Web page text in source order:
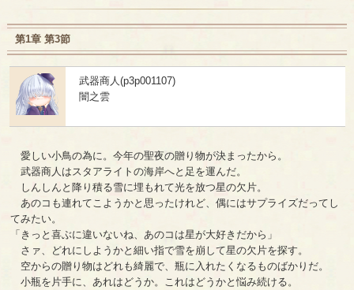
第1章 第3節
武器商人(p3p001107)
闇之雲
愛しい小鳥の為に。今年の聖夜の贈り物が決まったから。
武器商人はスタアライトの海岸へと足を運んだ。
しんしんと降り積る雪に埋もれて光を放つ星の欠片。
あのコも連れてこようかと思ったけれど、偶にはサプライズだってし
てみたい。
「きっと喜ぶに違いないね、あのコは星が大好きだから」
さァ、どれにしようかと細い指で雪を崩して星の欠片を探す。
空からの贈り物はどれも綺麗で、瓶に入れたくなるものばかりだ。
小瓶を片手に、あれはどうか。これはどうかと悩み続ける。